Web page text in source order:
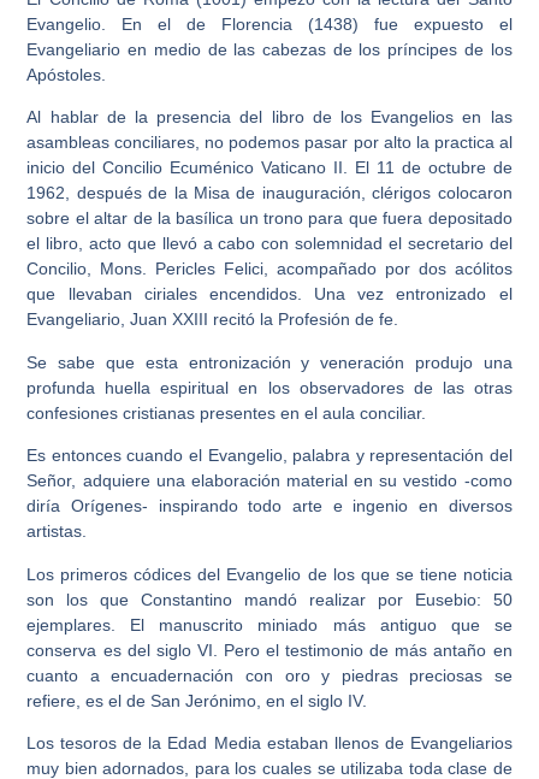
Evangelio. En el de Florencia (1438) fue expuesto el
Evangeliario en medio de las cabezas de los príncipes de los
Apóstoles.
Al hablar de la presencia del libro de los Evangelios en las
asambleas conciliares, no podemos pasar por alto la practica al
inicio del Concilio Ecuménico Vaticano II. El 11 de octubre de
1962, después de la Misa de inauguración, clérigos colocaron
sobre el altar de la basílica un trono para que fuera depositado
el libro, acto que llevó a cabo con solemnidad el secretario del
Concilio, Mons. Pericles Felici, acompañado por dos acólitos
que llevaban ciriales encendidos. Una vez entronizado el
Evangeliario, Juan XXIII recitó la Profesión de fe.
Se sabe que esta entronización y veneración produjo una
profunda huella espiritual en los observadores de las otras
confesiones cristianas presentes en el aula conciliar.
Es entonces cuando el Evangelio, palabra y representación del
Señor, adquiere una elaboración material en su vestido -como
diría Orígenes- inspirando todo arte e ingenio en diversos
artistas.
Los primeros códices del Evangelio de los que se tiene noticia
son los que Constantino mandó realizar por Eusebio: 50
ejemplares. El manuscrito miniado más antiguo que se
conserva es del siglo VI. Pero el testimonio de más antaño en
cuanto a encuadernación con oro y piedras preciosas se
refiere, es el de San Jerónimo, en el siglo IV.
Los tesoros de la Edad Media estaban llenos de Evangeliarios
muy bien adornados, para los cuales se utilizaba toda clase de